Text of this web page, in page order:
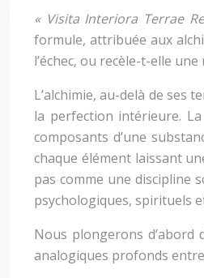
« Visita Interiora Terrae
formule, attribuée aux
l’échec, ou recèle-t-elle
L’alchimie, au-delà de ses
la perfection intérieure.
composants d’une
chaque élément laissant
pas comme une discipline
psychologiques, spirituels
Nous plongerons d’abord
analogiques profonds